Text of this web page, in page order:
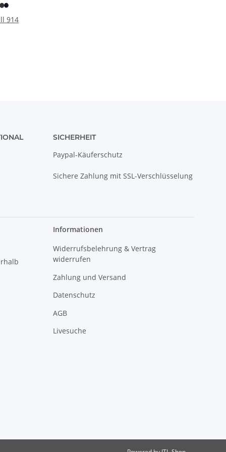
914
SICHERHEIT
Paypal-Käuferschutz
Sichere Zahlung mit SSL-Verschlüsselung
Informationen
Widerrufsbelehrung & Vertrag
widerrufen
Zahlung und Versand
Datenschutz
AGB
Livesuche